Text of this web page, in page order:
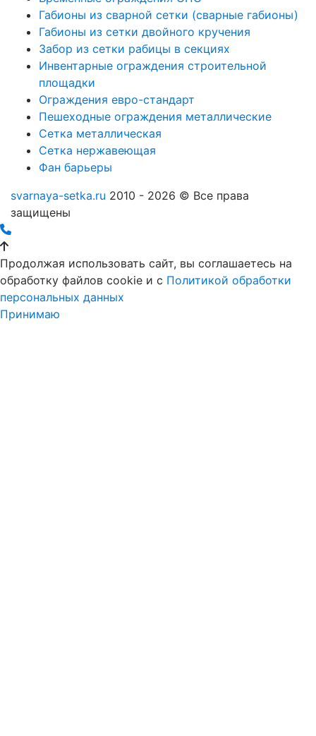
Габионы из сварной сетки (сварные габионы)
Габионы из сетки двойного кручения
Забор из сетки рабицы в секциях
Инвентарные ограждения строительной
площадки
Ограждения евро-стандарт
Пешеходные ограждения металлические
Сетка металлическая
Сетка нержавеющая
Фан барьеры
svarnaya-setka.ru 2010 - 2026 © Все права
защищены
Продолжая использовать сайт, вы соглашаетесь на
обработку файлов cookie и c Политикой обработки
персональных данных
Принимаю